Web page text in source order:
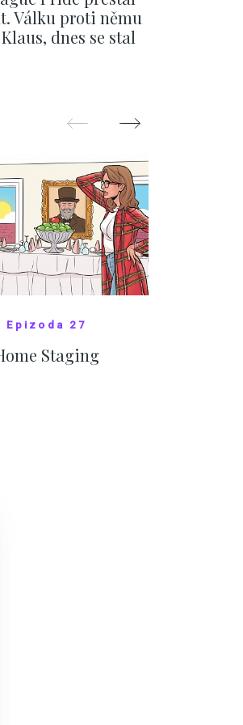
Válku proti němu
dnes se stal
Epizoda 27
Staging